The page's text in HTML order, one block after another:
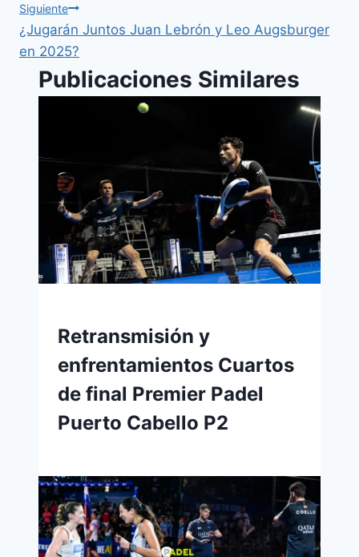
Siguiente
¿Jugarán Juntos Juan Lebrón y Leo Augsburger
en 2025?
Publicaciones Similares
Retransmisión y
enfrentamientos Cuartos
de final Premier Padel
Puerto Cabello P2